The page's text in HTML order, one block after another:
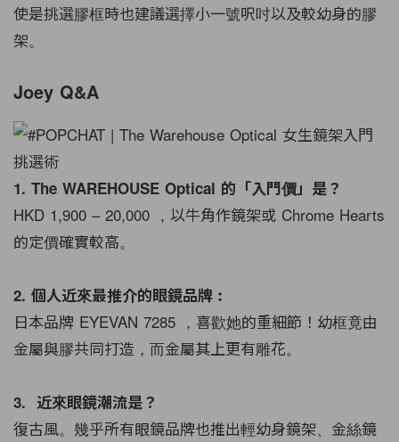
使是挑選膠框時也建議選擇小一號呎吋以及較幼身的膠
架。
Joey Q&A
1. The WAREHOUSE Optical 的「入門價」是？
HKD 1,900 – 20,000 ，以牛角作鏡架或 Chrome Hearts
的定價確實較高。
2. 個人近來最推介的眼鏡品牌︰
日本品牌 EYEVAN 7285 ，喜歡她的重細節！幼框竟由
金屬與膠共同打造，而金屬其上更有雕花。
3. 近來眼鏡潮流是？
復古風。幾乎所有眼鏡品牌也推出輕幼身鏡架、金絲鏡